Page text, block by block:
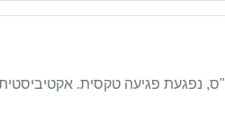
"ס, נפגעת פגיעה טקסית.